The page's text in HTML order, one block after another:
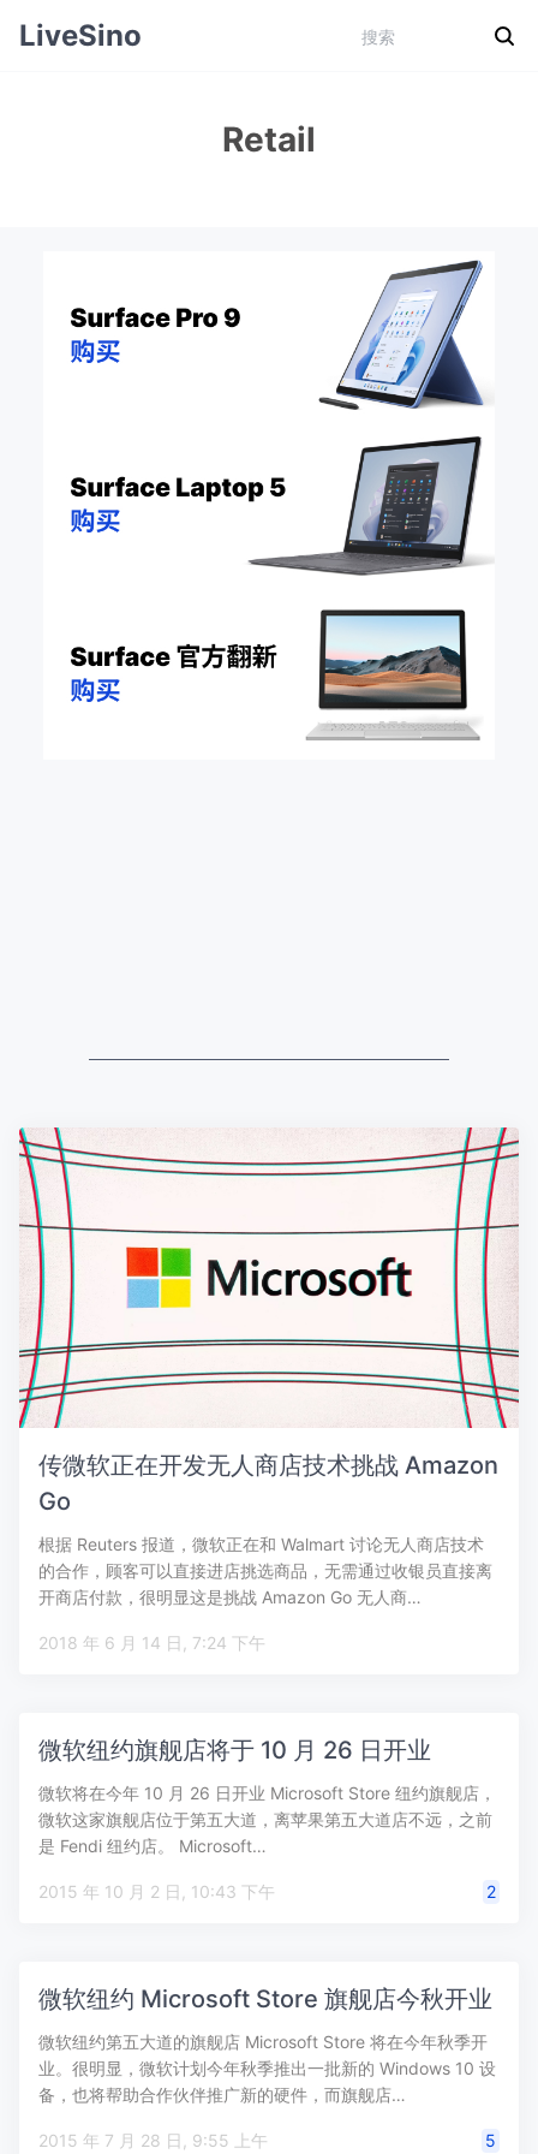
LiveSino
Retail
传微软正在开发无人商店技术挑战 Amazon
Go
根据 Reuters 报道，微软正在和 Walmart 讨论无人商店技术
的合作，顾客可以直接进店挑选商品，无需通过收银员直接离
开商店付款，很明显这是挑战 Amazon Go 无人商…
2018 年 6 月 14 日, 7:24 下午
微软纽约旗舰店将于 10 月 26 日开业
微软将在今年 10 月 26 日开业 Microsoft Store 纽约旗舰店，
微软这家旗舰店位于第五大道，离苹果第五大道店不远，之前
是 Fendi 纽约店。 Microsoft…
2015 年 10 月 2 日, 10:43 下午 2
微软纽约 Microsoft Store 旗舰店今秋开业
微软纽约第五大道的旗舰店 Microsoft Store 将在今年秋季开
业。很明显，微软计划今年秋季推出一批新的 Windows 10 设
备，也将帮助合作伙伴推广新的硬件，而旗舰店…
2015 年 7 月 28 日, 9:55 上午 5